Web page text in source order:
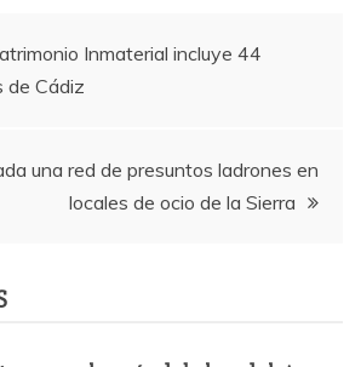
Inmaterial incluye 44
de Cádiz
una red de presuntos ladrones en
locales de ocio de la Sierra